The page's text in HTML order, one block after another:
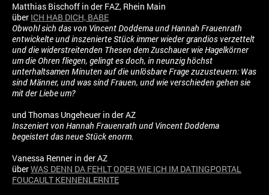
Matthias Bischoff in der FAZ, Rhein Main
über ICH HAB DICH, BABE
Obwohl sich das von Vincent Doddema und Hannah Frauenrath
entwickelte und inszenierte Stück immer wieder grandios verzettelt
und die widerstreitenden Thesen dem Zuschauer wie Hagelkörner
um die Ohren fliegen, gelingt es doch, in neunzig höchst
unterhaltsamen Minuten auf die unlösbare Frage zuzusteuern: Was
sind Männer, und was sind Frauen, und wie verschieden gehen sie
mit der Liebe um?
und Thomas Ungeheuer in der AZ
Inszeniert von Hannah Frauenrath und Vincent Doddema
begeistert das neue Stück enorm.
Vanessa Renner in der AZ
überWAS DENN DA FEHLT ODER WIE ICH IM DATINGPORTAL
FOUCAULT KENNENLERNTE